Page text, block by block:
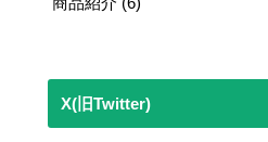
X(旧Twitter)